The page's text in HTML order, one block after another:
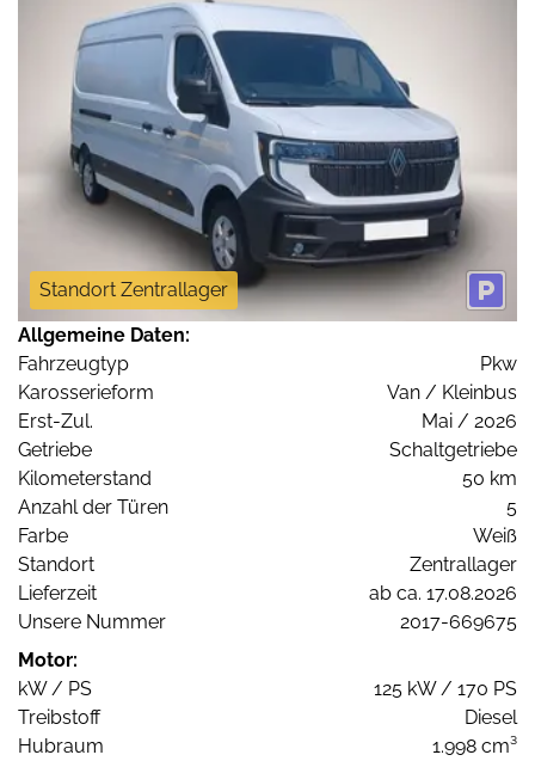
Standort Zentrallager
Allgemeine Daten:
Fahrzeugtyp
Pkw
Karosserieform
Van / Kleinbus
Erst-Zul.
Mai / 2026
Getriebe
Schaltgetriebe
Kilometerstand
50 km
Anzahl der Türen
5
Farbe
Weiß
Standort
Zentrallager
Lieferzeit
ab ca. 17.08.2026
Unsere Nummer
2017-669675
Motor:
kW / PS
125 kW / 170 PS
Treibstoff
Diesel
Hubraum
1.998 cm³